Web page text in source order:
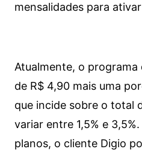
mensalidades para
Atualmente, o
de R$ 4,90 mais uma
que incide sobre o total
variar entre 1,5% e
planos, o cliente Digio